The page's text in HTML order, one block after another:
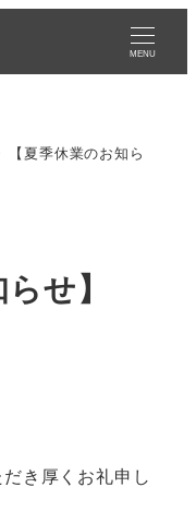
MENU
【夏季休業のお知ら
せ】
き厚くお礼申し